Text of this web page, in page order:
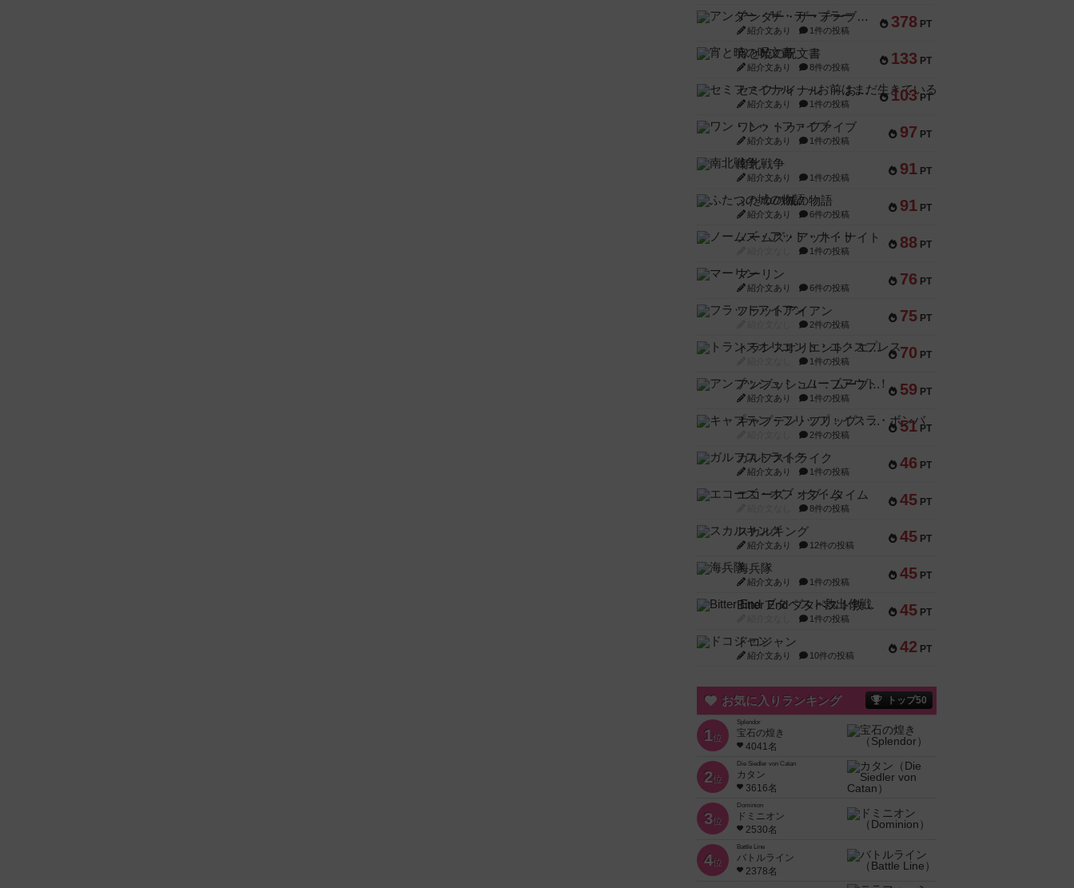
378 PT
アンダー・ザ・テーブラー
紹介文あり 1件の投稿
133 PT
宵と暁の呪文書
紹介文あり 8件の投稿
103 PT
セミファイナル ～お前はまだ生きている～
紹介文あり 1件の投稿
97 PT
ワン・トゥ・ファイブ
紹介文あり 1件の投稿
91 PT
南北戦争
紹介文あり 1件の投稿
91 PT
ふたつの城の物語
紹介文あり 6件の投稿
88 PT
ノームズ・アット・ナイト
1件の投稿
76 PT
マーリン
紹介文あり 6件の投稿
75 PT
フラットアイアン
2件の投稿
70 PT
トランスオリエント・エクスプレス
1件の投稿
59 PT
アンブッシュ！：ムーブアウト！
紹介文あり 1件の投稿
51 PT
キャプテン・フリップ：イスラ・ボンバ
2件の投稿
46 PT
ガルフストライク
紹介文あり 1件の投稿
45 PT
エコーズ・オブ・タイム
8件の投稿
45 PT
スカルキング
紹介文あり 12件の投稿
45 PT
海兵隊
紹介文あり 1件の投稿
45 PT
Bitter End ブタペスト救出作戦
1件の投稿
42 PT
ドコジャン
紹介文あり 10件の投稿
お気に入りランキング トップ50
1位
Splendor
宝石の煌き
4041名
2位
Die Siedler von Catan
カタン
3616名
3位
Dominion
ドミニオン
2530名
4位
Battle Line
バトルライン
2378名